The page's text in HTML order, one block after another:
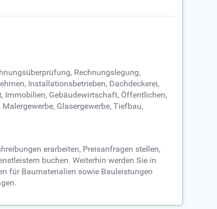
Rechnungslegung,
Installationsbetrieben, Dachdeckerei,
Immobilien, Gebäudewirtschaft, Öffentlichen,
Glasergewerbe, Tiefbau,
erarbeiten, Preisanfragen stellen,
buchen. Weiterhin werden Sie in
für Baumaterialien sowie Bauleistungen